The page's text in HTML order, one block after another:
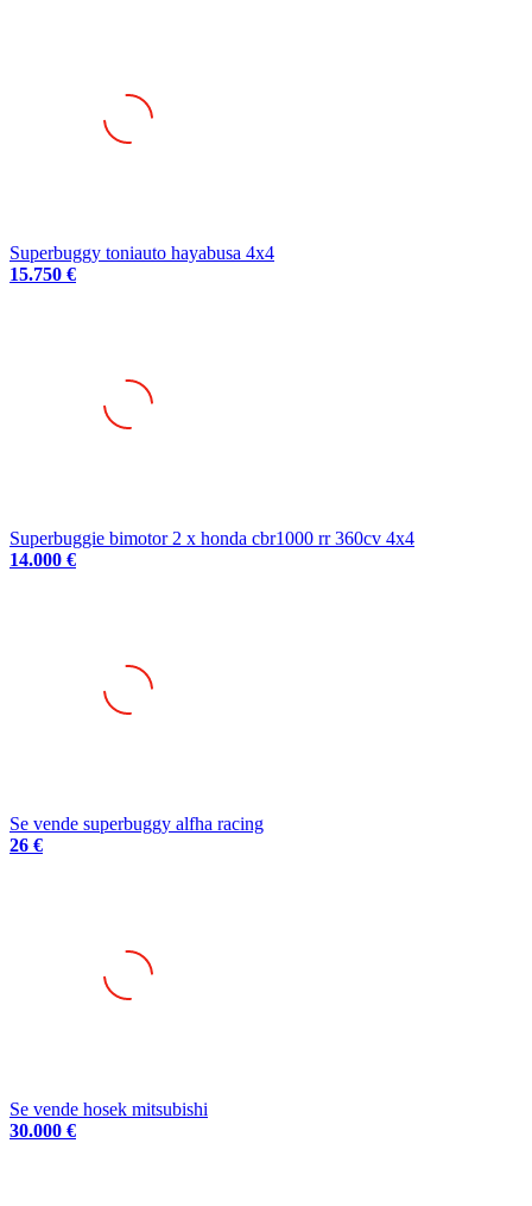
Superbuggy toniauto hayabusa 4x4
15.750 €
Superbuggie bimotor 2 x honda cbr1000 rr 360cv 4x4
14.000 €
Se vende superbuggy alfha racing
26 €
Se vende hosek mitsubishi
30.000 €